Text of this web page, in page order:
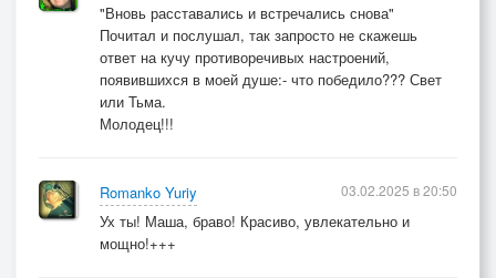
"Вновь расставались и встречались снова"
Почитал и послушал, так запросто не скажешь
ответ на кучу противоречивых настроений,
появившихся в моей душе:- что победило??? Свет
или Тьма.
Молодец!!!
Romanko Yuriy
Ух ты! Маша, браво! Красиво, увлекательно и
мощно!+++
03.02.2025 в 20:50